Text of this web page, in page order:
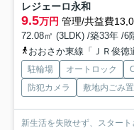
レジェーロ永和
9.5万円 管理/共益費
72.08㎡ (3LDK) /築33年 /6
おおさか東線「ＪＲ俊徳
駐輪場 オートロック
防犯カメラ
敷地内ごみ
新生活を失敗せず、スター